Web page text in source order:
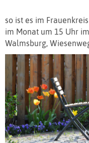
so ist es im
im Monat um 15 Uhr
Walmsburg,